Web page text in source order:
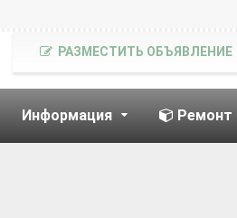
Информация Ремонт
РАЗМЕСТИТЬ ОБЪЯВЛЕНИЕ